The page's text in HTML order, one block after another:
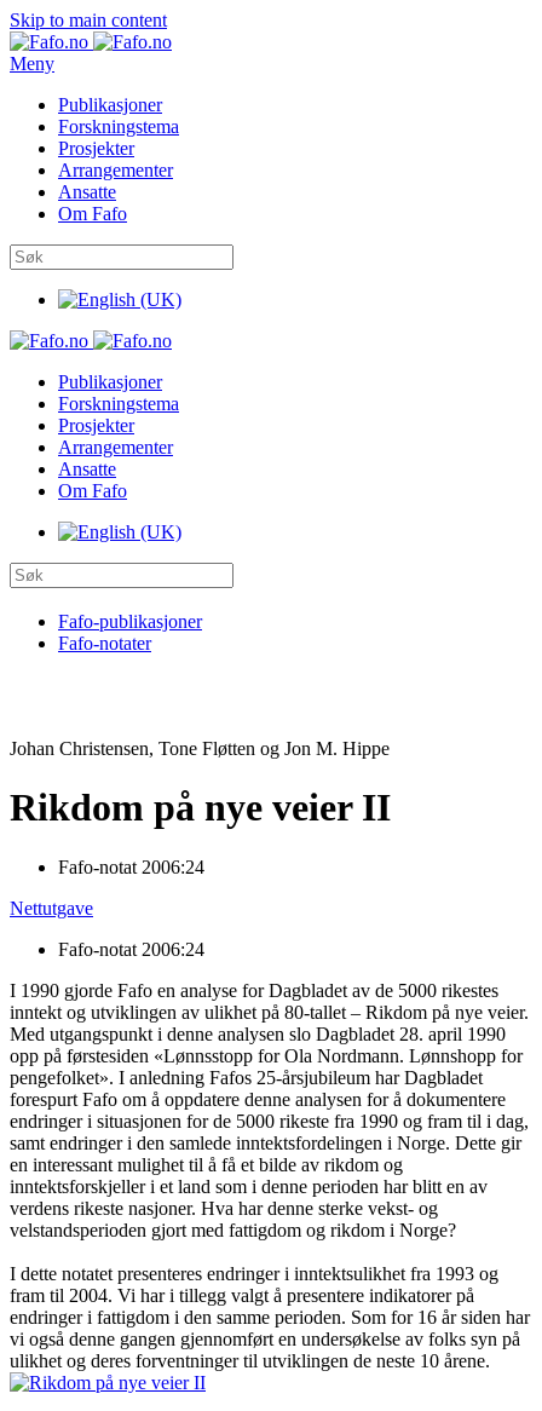
Skip to main content
Meny
Publikasjoner
Forskningstema
Prosjekter
Arrangementer
Ansatte
Om Fafo
Publikasjoner
Forskningstema
Prosjekter
Arrangementer
Ansatte
Om Fafo
Fafo-publikasjoner
Fafo-notater
Johan Christensen, Tone Fløtten og Jon M. Hippe
Rikdom på nye veier II
Fafo-notat 2006:24
Nettutgave
Fafo-notat 2006:24
I 1990 gjorde Fafo en analyse for Dagbladet av de 5000 rikestes
inntekt og utviklingen av ulikhet på 80-tallet – Rikdom på nye veier.
Med utgangspunkt i denne analysen slo Dagbladet 28. april 1990
opp på førstesiden «Lønnsstopp for Ola Nordmann. Lønnshopp for
pengefolket». I anledning Fafos 25-årsjubileum har Dagbladet
forespurt Fafo om å oppdatere denne analysen for å dokumentere
endringer i situasjonen for de 5000 rikeste fra 1990 og fram til i dag,
samt endringer i den samlede inntektsfordelingen i Norge. Dette gir
en interessant mulighet til å få et bilde av rikdom og
inntektsforskjeller i et land som i denne perioden har blitt en av
verdens rikeste nasjoner. Hva har denne sterke vekst- og
velstandsperioden gjort med fattigdom og rikdom i Norge?
I dette notatet presenteres endringer i inntektsulikhet fra 1993 og
fram til 2004. Vi har i tillegg valgt å presentere indikatorer på
endringer i fattigdom i den samme perioden. Som for 16 år siden har
vi også denne gangen gjennomført en undersøkelse av folks syn på
ulikhet og deres forventninger til utviklingen de neste 10 årene.